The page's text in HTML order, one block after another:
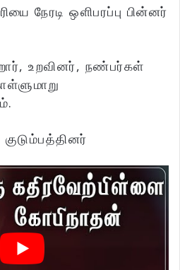
நேரடி ஒளிபரப்பு பின்னர்
உறவினர், நண்பர்கள்
குடும்பத்தினர்